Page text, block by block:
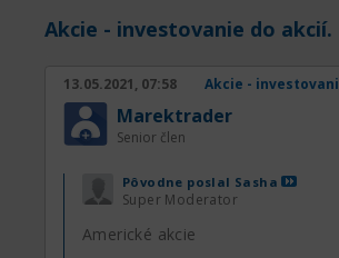
Akcie - investovanie do akcií.
13.05.2021, 07:58 Akcie -
Marektrader
Senior člen
Pôvodne poslal Sasha
Super Moderator
Americké akcie